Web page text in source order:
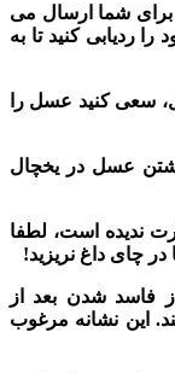
برای شما ارسال می
ردیابی کنید تا به
سعی کنید عسل را
عسل در یخچال
ندیده است، لطفا
چای داغ نریزید!
فاسد شدن بعد از
این نشانه مرغوب